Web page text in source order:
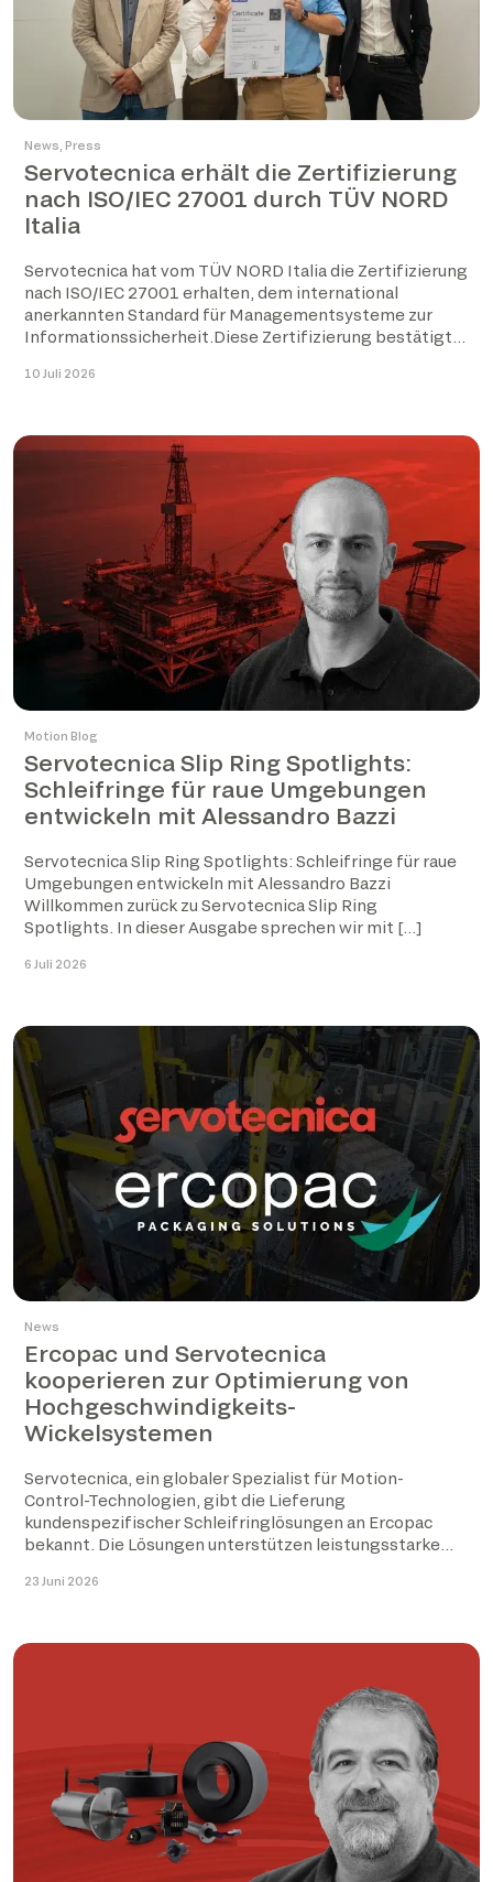
News Press
Servotecnica erhält die Zertifizierung
nach ISO/IEC 27001 durch TÜV NORD
Italia
Servotecnica hat vom TÜV NORD Italia die Zertifizierung
nach ISO/IEC 27001 erhalten, dem international
anerkannten Standard für Managementsysteme zur
Informationssicherheit.Diese Zertifizierung bestätigt
10 Juli 2026
Motion Blog
Servotecnica Slip Ring Spotlights:
Schleifringe für raue Umgebungen
entwickeln mit Alessandro Bazzi
Servotecnica Slip Ring Spotlights: Schleifringe für raue
Umgebungen entwickeln mit Alessandro Bazzi
Willkommen zurück zu Servotecnica Slip Ring
Spotlights. In dieser Ausgabe sprechen wir mit […]
6 Juli 2026
News
Ercopac und Servotecnica
kooperieren zur Optimierung von
Hochgeschwindigkeits-
Wickelsystemen
Servotecnica, ein globaler Spezialist für Motion-
Control-Technologien, gibt die Lieferung
kundenspezifischer Schleifringlösungen an Ercopac
bekannt. Die Lösungen unterstützen leistungsstarke
und Wickelanwendungen. Für die Wickelmaschine […]
23 Juni 2026